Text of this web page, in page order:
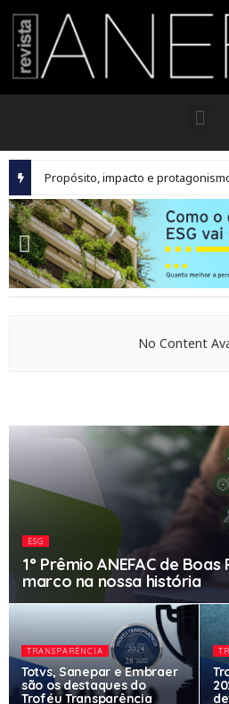
No Content
ESG
1° Prêmio ANEFAC de Boas
marco na nossa história
TRANSPARÊNCIA
Totvs, Sanepar e Embraer
são os destaques do
Troféu Transparência